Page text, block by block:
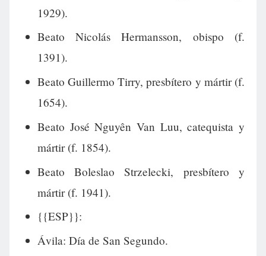
1929).
Beato Nicolás Hermansson, obispo (f.
1391).
Beato Guillermo Tirry, presbítero y mártir (f.
1654).
Beato José Nguyên Van Luu, catequista y
mártir (f. 1854).
Beato Boleslao Strzelecki, presbítero y
mártir (f. 1941).
{{ESP}}:
Ávila: Día de San Segundo.